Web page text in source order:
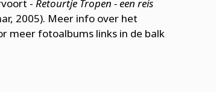
- Retourtje Tropen - een reis
2005). Meer info over het
meer fotoalbums links in de balk